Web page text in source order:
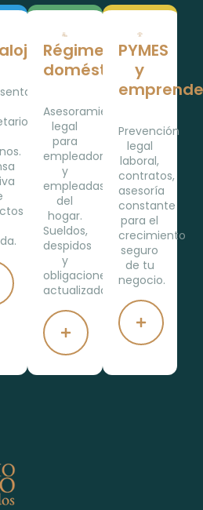
Régimen
doméstico
Asesoramiento
legal
para
empleadores
y
empleadas
del
hogar.
Sueldos,
despidos
y
obligaciones
actualizadas.
PYMES
y
Prevención
legal
laboral,
contratos,
asesoría
constante
para el
crecimiento
seguro
de tu
negocio.